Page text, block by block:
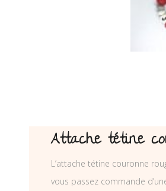
Attache tétine
L’attache tétine couronne
vous passez commande